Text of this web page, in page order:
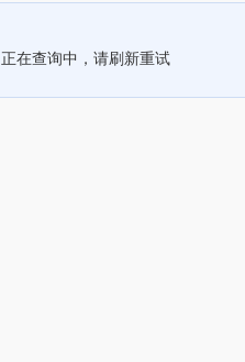
正在查询中，请刷新重试